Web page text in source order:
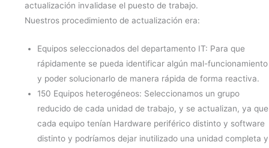
actualización invalidase el puesto de trabajo.
Nuestros procedimiento de actualización era:
Equipos seleccionados del departamento IT: Para que
rápidamente se pueda identificar algún mal-funcionamiento
y poder solucionarlo de manera rápida de forma reactiva.
150 Equipos heterogéneos: Seleccionamos un grupo
reducido de cada unidad de trabajo, y se actualizan, ya que
cada equipo tenían Hardware periférico distinto y software
distinto y podríamos dejar inutilizado una unidad completa y